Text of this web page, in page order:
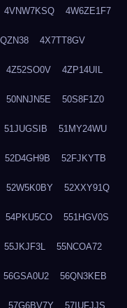
4VNW7KSQ 4W6ZE1F7
4X7TT8GV
4Z52SO0V 4ZP14UIL
50NNJN5E 50S8F1Z0
51JUGSIB 51MY24WU
52D4GH9B 52FJKYTB
52W5K0BY 52XXY91Q
54PKU5CO 551HGV0S
55JKJF3L 55NCOA72
56GSA0U2 56QN3KEB
57G6BV7Y 57IUFJJS